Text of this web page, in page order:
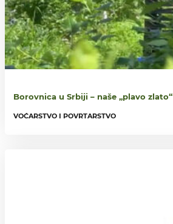
Borovnica u Srbiji – naše ,,plavo zlato“
VOĆARSTVO I POVRTARSTVO